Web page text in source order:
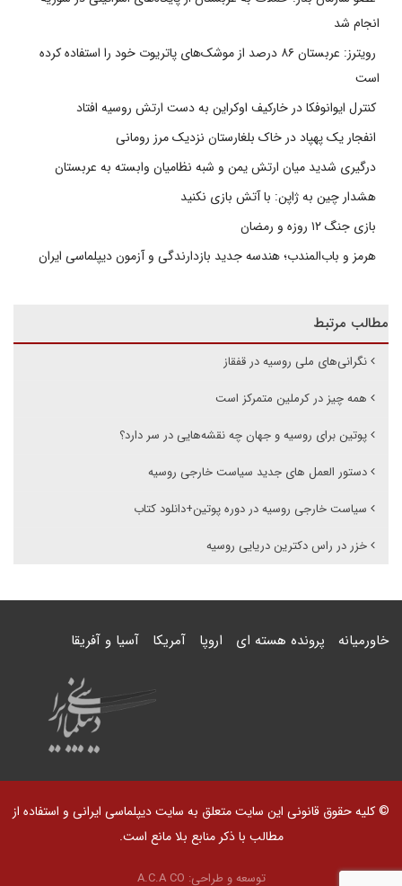
انجام شد
رویترز: عربستان ۸۶ درصد از موشک‌های پاتریوت خود را استفاده کرده
است
کنترل ایوانوفکا در خارکیف اوکراین به دست ارتش روسیه افتاد
انفجار یک پهپاد در خاک بلغارستان نزدیک مرز رومانی
درگیری شدید میان ارتش یمن و شبه نظامیان وابسته به عربستان
هشدار چین به ژاپن: با آتش بازی نکنید
بازی جنگ ۱۲ روزه و رمضان
هرمز و باب‌المندب؛ هندسه جدید بازدارندگی و آزمون دیپلماسی ایران
مطالب مرتبط
نگرانی‌های ملی روسیه در قفقاز
همه چیز در کرملین متمرکز است
پوتین برای روسیه و جهان چه نقشه‌هایی در سر دارد؟
دستور العمل های جدید سیاست خارجی روسیه
سیاست خارجی روسیه در دوره پوتین+دانلود کتاب
خزر در راس دکترین دریایی روسیه
خاورمیانه پرونده هسته ای اروپا آمریکا آسیا و آفریقا
© کلیه حقوق قانونی این سایت متعلق به سایت دیپلماسی ایرانی و استفاده از
مطالب با ذکر منابع بلا مانع است.
توسعه و طراحی: A.C.A CO